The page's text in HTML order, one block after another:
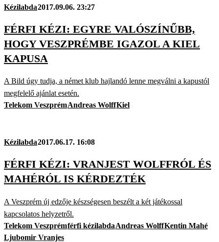
Kézilabda2017.09.06. 23:27
FÉRFI KÉZI: EGYRE VALÓSZÍNŰBB,
HOGY VESZPRÉMBE IGAZOL A KIEL
KAPUSA
A Bild úgy tudja, a német klub hajlandó lenne megválni a kapustól
megfelelő ajánlat esetén.
Telekom VeszprémAndreas WolffKiel
Kézilabda2017.06.17. 16:08
FÉRFI KÉZI: VRANJEST WOLFFRÓL ÉS
MAHÉRÓL IS KÉRDEZTÉK
A Veszprém új edzője készségesen beszélt a két játékossal
kapcsolatos helyzetről.
Telekom Veszprémférfi kézilabdaAndreas WolffKentin Mahé
Ljubomir Vranjes